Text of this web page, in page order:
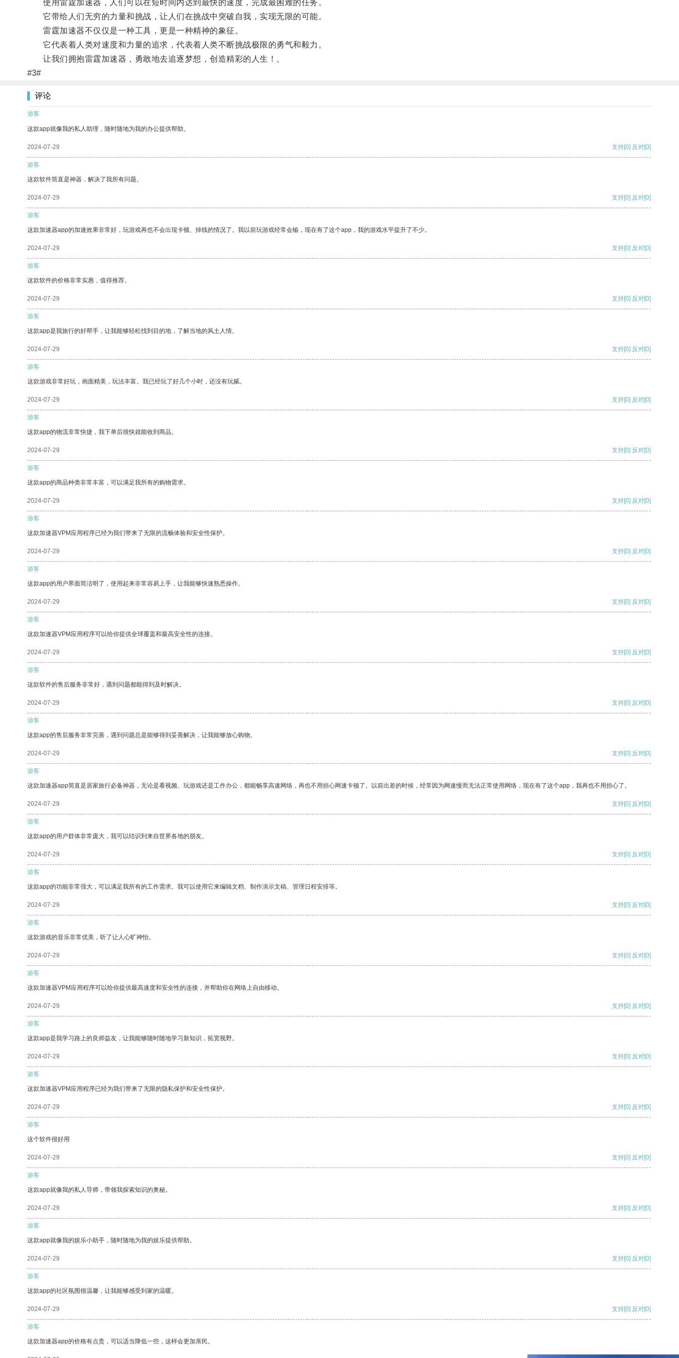
使用雷霆加速器，人们可以在短时间内达到最快的速度，完成最困难的任务。
它带给人们无穷的力量和挑战，让人们在挑战中突破自我，实现无限的可能。
雷霆加速器不仅仅是一种工具，更是一种精神的象征。
它代表着人类对速度和力量的追求，代表着人类不断挑战极限的勇气和毅力。
让我们拥抱雷霆加速器，勇敢地去追逐梦想，创造精彩的人生！。
#3#
评论
游客
这款app就像我的私人助理，随时随地为我的办公提供帮助。
2024-07-29 支持[0] 反对[0]
游客
这款软件简直是神器，解决了我所有问题。
2024-07-29 支持[0] 反对[0]
游客
这款加速器app的加速效果非常好，玩游戏再也不会出现卡顿、掉线的情况了。我以前玩游戏经常会输，现在有了这个app，我的游戏水平提升了不少。
2024-07-29 支持[0] 反对[0]
游客
这款软件的价格非常实惠，值得推荐。
2024-07-29 支持[0] 反对[0]
游客
这款app是我旅行的好帮手，让我能够轻松找到目的地，了解当地的风土人情。
2024-07-29 支持[0] 反对[0]
游客
这款游戏非常好玩，画面精美，玩法丰富。我已经玩了好几个小时，还没有玩腻。
2024-07-29 支持[0] 反对[0]
游客
这款app的物流非常快捷，我下单后很快就能收到商品。
2024-07-29 支持[0] 反对[0]
游客
这款app的商品种类非常丰富，可以满足我所有的购物需求。
2024-07-29 支持[0] 反对[0]
游客
这款加速器VPM应用程序已经为我们带来了无限的流畅体验和安全性保护。
2024-07-29 支持[0] 反对[0]
游客
这款app的用户界面简洁明了，使用起来非常容易上手，让我能够快速熟悉操作。
2024-07-29 支持[0] 反对[0]
游客
这款加速器VPM应用程序可以给你提供全球覆盖和最高安全性的连接。
2024-07-29 支持[0] 反对[0]
游客
这款软件的售后服务非常好，遇到问题都能得到及时解决。
2024-07-29 支持[0] 反对[0]
游客
这款app的售后服务非常完善，遇到问题总是能够得到妥善解决，让我能够放心购物。
2024-07-29 支持[0] 反对[0]
游客
这款加速器app简直是居家旅行必备神器，无论是看视频、玩游戏还是工作办公，都能畅享高速网络，再也不用担心网速卡顿了。以前出差的时候，经常因为网速慢而无法正常使用网络，现在有了这个app，我再也不用担心了。
2024-07-29 支持[0] 反对[0]
游客
这款app的用户群体非常庞大，我可以结识到来自世界各地的朋友。
2024-07-29 支持[0] 反对[0]
游客
这款app的功能非常强大，可以满足我所有的工作需求。我可以使用它来编辑文档、制作演示文稿、管理日程安排等。
2024-07-29 支持[0] 反对[0]
游客
这款游戏的音乐非常优美，听了让人心旷神怡。
2024-07-29 支持[0] 反对[0]
游客
这款加速器VPM应用程序可以给你提供最高速度和安全性的连接，并帮助你在网络上自由移动。
2024-07-29 支持[0] 反对[0]
游客
这款app是我学习路上的良师益友，让我能够随时随地学习新知识，拓宽视野。
2024-07-29 支持[0] 反对[0]
游客
这款加速器VPM应用程序已经为我们带来了无限的隐私保护和安全性保护。
2024-07-29 支持[0] 反对[0]
游客
这个软件很好用
2024-07-29 支持[0] 反对[0]
游客
这款app就像我的私人导师，带领我探索知识的奥秘。
2024-07-29 支持[0] 反对[0]
游客
这款app就像我的娱乐小助手，随时随地为我的娱乐提供帮助。
2024-07-29 支持[0] 反对[0]
游客
这款app的社区氛围很温馨，让我能够感受到家的温暖。
2024-07-29 支持[0] 反对[0]
游客
这款加速器app的价格有点贵，可以适当降低一些，这样会更加亲民。